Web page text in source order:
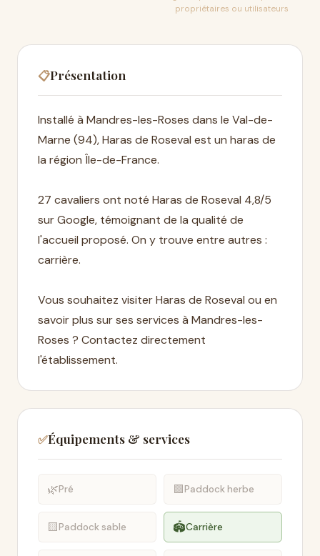
propriétaires ou utilisateurs
📋Présentation
Installé à Mandres-les-Roses dans le Val-de-
Marne (94), Haras de Roseval est un haras de
la région Île-de-France.
27 cavaliers ont noté Haras de Roseval 4,8/5
sur Google, témoignant de la qualité de
l'accueil proposé. On y trouve entre autres :
carrière.
Vous souhaitez visiter Haras de Roseval ou en
savoir plus sur ses services à Mandres-les-
Roses ? Contactez directement
l'établissement.
✅Équipements & services
🌿Pré 🟩Paddock herbe
🟨Paddock sable 🏟️Carrière